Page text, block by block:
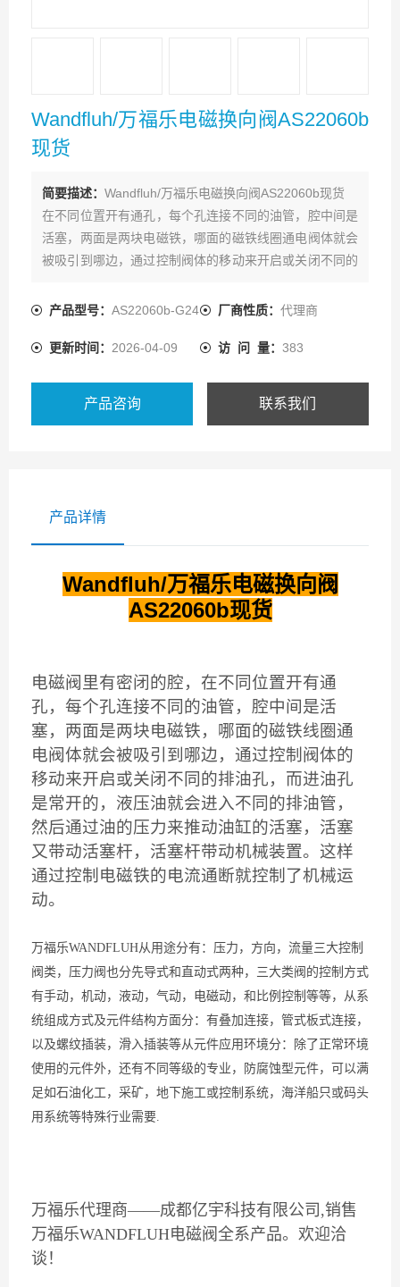
Wandfluh/万福乐电磁换向阀AS22060b
现货
简要描述： Wandfluh/万福乐电磁换向阀AS22060b现货
在不同位置开有通孔，每个孔连接不同的油管，腔中间是
活塞，两面是两块电磁铁，哪面的磁铁线圈通电阀体就会
被吸引到哪边，通过控制阀体的移动来开启或关闭不同的
管，然后通过油的压力来推动油缸的活塞，活塞又带动活
产品型号： AS22060b-G24 厂商性质： 代理商
更新时间： 2026-04-09 访 问 量： 383
产品咨询 联系我们
产品详情
Wandfluh/万福乐电磁换向阀
AS22060b现货
电磁阀里有密闭的腔，在不同位置开有通
孔，每个孔连接不同的油管，腔中间是活
塞，两面是两块电磁铁，哪面的磁铁线圈通
电阀体就会被吸引到哪边，通过控制阀体的
移动来开启或关闭不同的排油孔，而进油孔
是常开的，液压油就会进入不同的排油管，
然后通过油的压力来推动油缸的活塞，活塞
又带动活塞杆，活塞杆带动机械装置。这样
通过控制电磁铁的电流通断就控制了机械运
动。
万福乐WANDFLUH从用途分有：压力，方向，流量三大控制
阀类，压力阀也分先导式和直动式两种，三大类阀的控制方式
有手动，机动，液动，气动，电磁动，和比例控制等等，从系
统组成方式及元件结构方面分：有叠加连接，管式板式连接，
以及螺纹插装，滑入插装等从元件应用环境分：除了正常环境
使用的元件外，还有不同等级的专业，防腐蚀型元件，可以满
足如石油化工，采矿，地下施工或控制系统，海洋船只或码头
用系统等特殊行业需要.
万福乐代理商——成都亿宇科技有限公司,销售
万福乐WANDFLUH电磁阀全系产品。欢迎洽
谈！